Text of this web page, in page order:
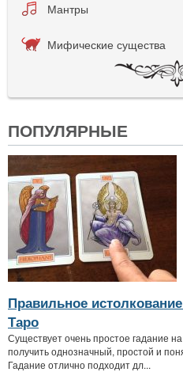
Мантры
Мифические существа
ПОПУЛЯРНЫЕ
Правильное
Таро
Существует очень простое гадание
получить однозначный, простой и
Гадание отлично подходит дл...